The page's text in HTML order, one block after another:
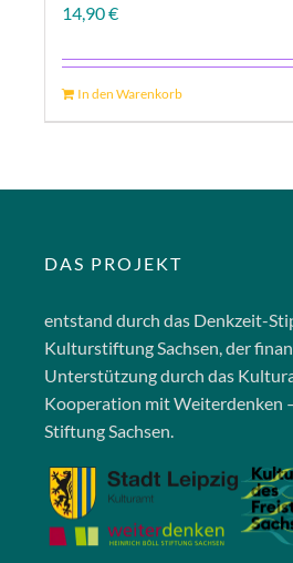
14,90€
In den Warenkorb
DAS PROJEKT
entstand durch das Denkzeit-
Kulturstiftung Sachsen, der
Unterstützung durch das
Kooperation mit Weiterdenken
Stiftung Sachsen.